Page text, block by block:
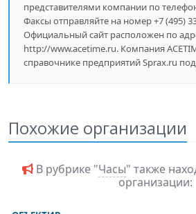
представителями компании по
Факсы отправляйте на номер +7 (495)
Официальный сайт расположен по
http://www.acetime.ru. Компания
справочнике предприятий Sprax.ru
Похожие организации
В рубрике "Часы" также
организации: